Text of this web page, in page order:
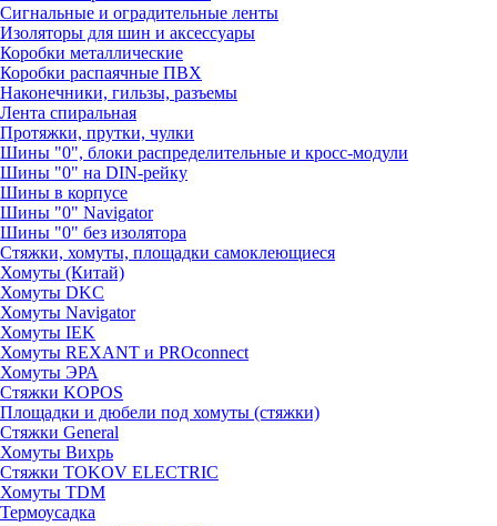
Сигнальные и оградительные ленты
Изоляторы для шин и аксессуары
Коробки металлические
Коробки распаячные ПВХ
Наконечники, гильзы, разъемы
Лента спиральная
Протяжки, прутки, чулки
Шины "0", блоки распределительные и кросс-модули
Шины "0" на DIN-рейку
Шины в корпусе
Шины "0" Navigator
Шины "0" без изолятора
Стяжки, хомуты, площадки самоклеющиеся
Хомуты (Китай)
Хомуты DKC
Хомуты Navigator
Хомуты IEK
Хомуты REXANT и PROconnect
Хомуты ЭРА
Стяжки KOPOS
Площадки и дюбели под хомуты (стяжки)
Стяжки General
Хомуты Вихрь
Стяжки TOKOV ELECTRIC
Хомуты TDM
Термоусадка